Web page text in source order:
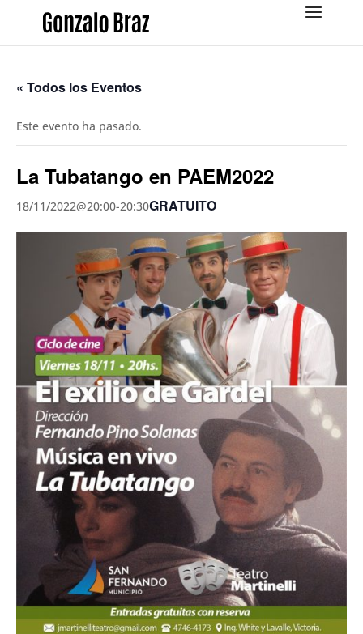
« Todos los Eventos
Este evento ha pasado.
La Tubatango en PAEM2022
18/11/2022@20:00-20:30GRATUITO